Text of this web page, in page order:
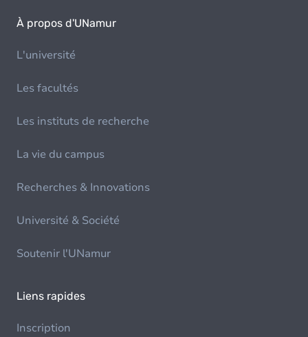
À propos d'UNamur
L'université
Les facultés
Les instituts de recherche
La vie du campus
Recherches & Innovations
Université & Société
Soutenir l'UNamur
Liens rapides
Inscription